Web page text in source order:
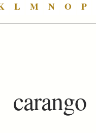
L M N O P
carango